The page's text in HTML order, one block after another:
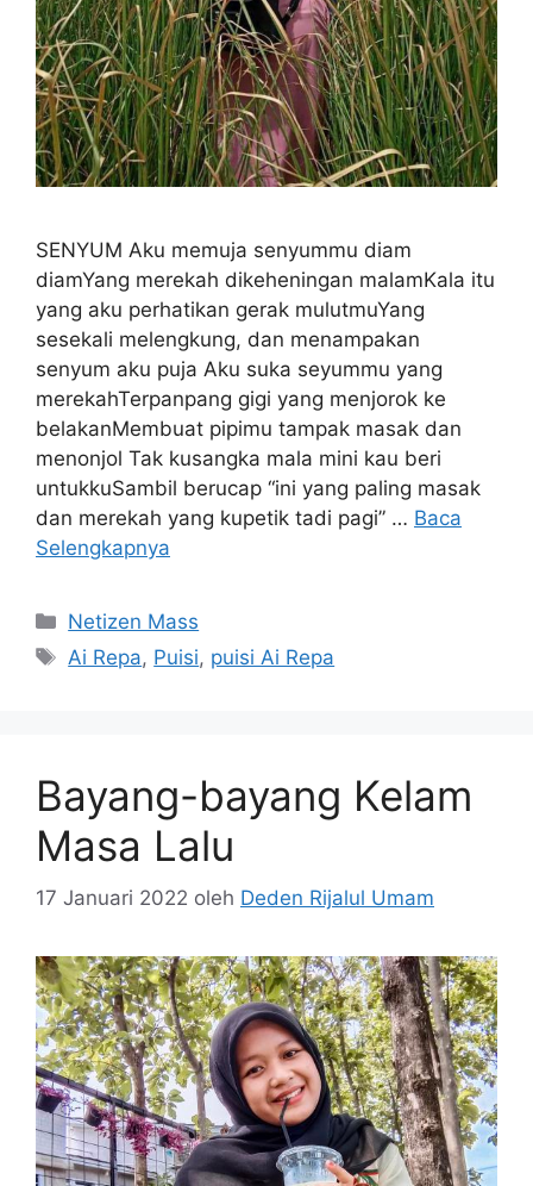
SENYUM Aku memuja senyummu diam
diamYang merekah dikeheningan malamKala itu
yang aku perhatikan gerak mulutmuYang
sesekali melengkung, dan menampakan
senyum aku puja Aku suka seyummu yang
merekahTerpanpang gigi yang menjorok ke
belakanMembuat pipimu tampak masak dan
menonjol Tak kusangka mala mini kau beri
untukkuSambil berucap “ini yang paling masak
dan merekah yang kupetik tadi pagi” … Baca
Selengkapnya
Kategori
Netizen Mass
Tag
Ai Repa, Puisi, puisi Ai Repa
Bayang-bayang Kelam
Masa Lalu
17 Januari 2022 oleh Deden Rijalul Umam